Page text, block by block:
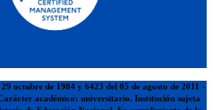
octubre de 1984 y 6423 del 05 de agosto de 2011 -
académico: universitario. Institución sujeta